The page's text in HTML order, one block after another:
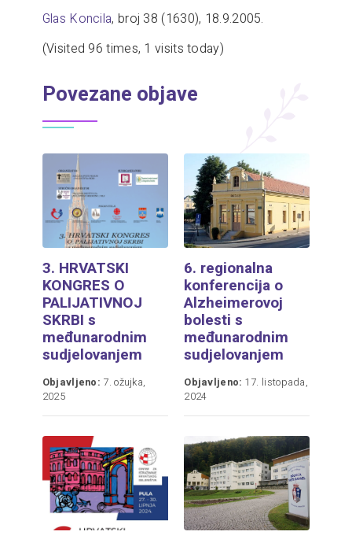
Glas Koncila, broj 38 (1630), 18.9.2005.
(Visited 96 times, 1 visits today)
Povezane objave
3. HRVATSKI
KONGRES O
PALIJATIVNOJ
SKRBI s
međunarodnim
sudjelovanjem
Objavljeno: 7. ožujka,
2025
6. regionalna
konferencija o
Alzheimerovoj
bolesti s
međunarodnim
sudjelovanjem
Objavljeno: 17. listopada,
2024